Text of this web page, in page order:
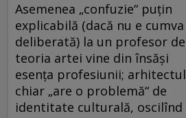
Asemenea „confuzie“ puţin
explicabilă (dacă nu e cumva
deliberată) la un profesor de
teoria artei vine din însăşi
esenţa profesiunii; arhitectul
chiar „are o problemă“ de
identitate culturală, oscilînd